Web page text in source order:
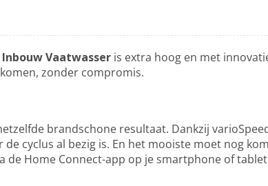
Inbouw Vaatwasseris extra hoog en met
zonder compromis.
brandschone resultaat. Dankzij
cyclus al bezig is. En het mooiste moet nog
de Home Connect-app op je smartphone of